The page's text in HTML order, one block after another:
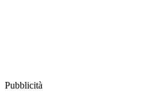
Pubblicità